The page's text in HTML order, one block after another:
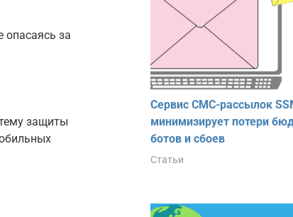
опасаясь за
защиты
Сервис СМС-рассылок
минимизирует потери
ботов и сбоев
Статьи